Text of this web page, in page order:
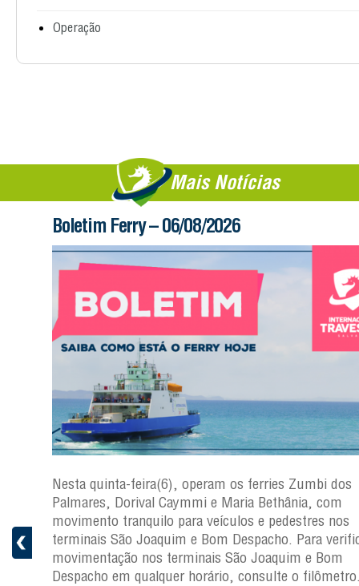
Operação
Mais Notícias
Boletim Ferry – 06/08/2026
Nesta quinta-feira(6), operam os ferries Zumbi dos
Palmares, Dorival Caymmi e Maria Bethânia, com
movimento tranquilo para veículos e pedestres nos
terminais São Joaquim e Bom Despacho. Para
movimentação nos terminais São Joaquim e Bom
Despacho em qualquer horário, consulte o